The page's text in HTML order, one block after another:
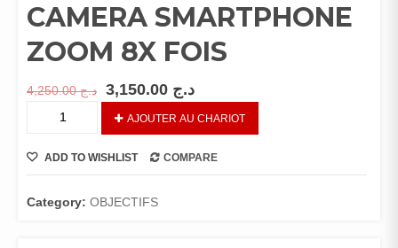
CAMERA SMARTPHONE
ZOOM 8X FOIS
د.ج4,250.00 د.ج
OBJECTIFS
SMARTPHONE
AJOUTER AU CHARIOT
ADD TO WISHLIST COMPARE
Category: OBJECTIFS